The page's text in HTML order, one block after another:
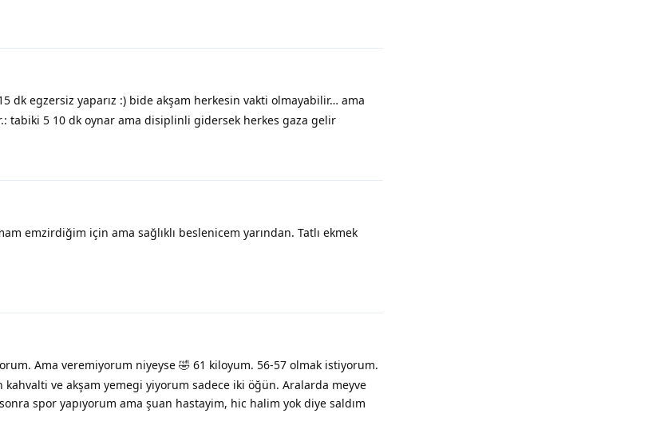
dk egzersiz yaparız :) bide akşam herkesin vakti olmayabilir… ama
tabiki 5 10 dk oynar ama disiplinli gidersek herkes gaza gelir
emzirdiğim için ama sağlıklı beslenicem yarından. Tatlı ekmek
Ama veremiyorum niyeyse 🤣 61 kiloyum. 56-57 olmak istiyorum.
kahvalti ve akşam yemegi yiyorum sadece iki öğün. Aralarda meyve
spor yapıyorum ama şuan hastayim, hic halim yok diye saldım